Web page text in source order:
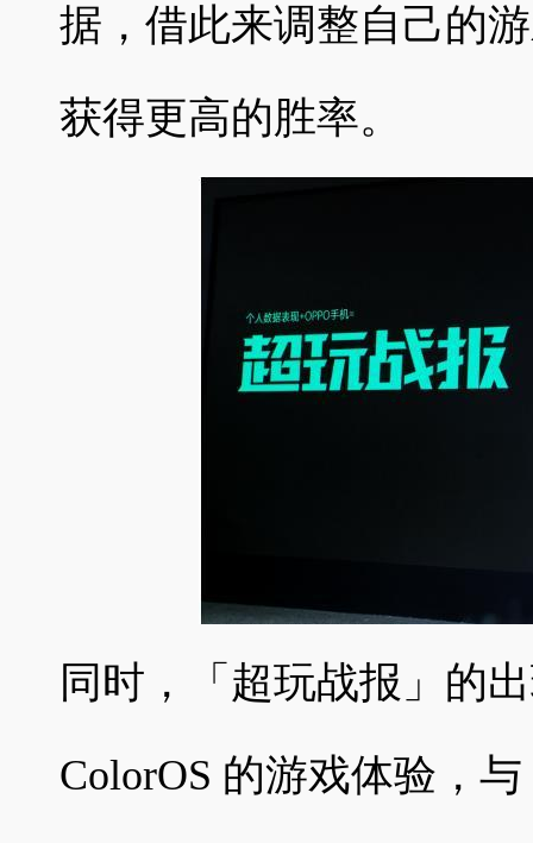
据，借此来调整自己的
获得更高的胜率。
同时，「超玩战报」的
ColorOS 的游戏体验，